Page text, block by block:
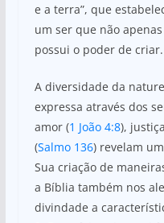
e a terra”, que
um ser que não
possui o poder de criar.
A diversidade da
expressa através dos
amor (1 João 4:8),
(Salmo 136) revelam
Sua criação de
a Bíblia também nos
divindade a